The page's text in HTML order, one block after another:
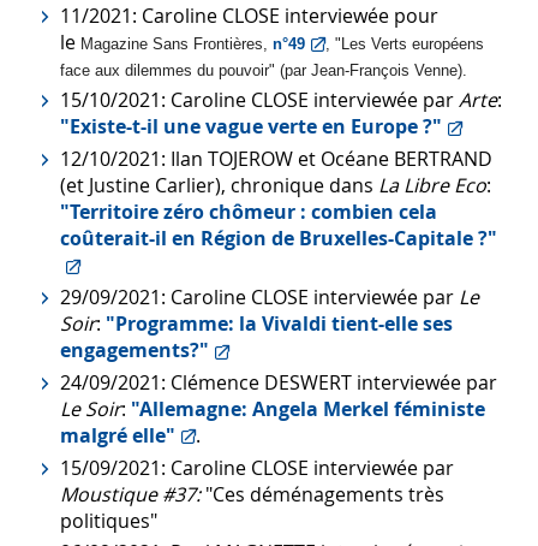
11/2021: Caroline CLOSE interviewée pour
le Magazine Sans Frontières n°49
, "Les Verts européens
face aux dilemmes du pouvoir" (par Jean-François Venne).
15/10/2021: Caroline CLOSE interviewée parArte:
"Existe-t-il une vague verte en Europe ?"
12/10/2021: Ilan TOJEROW et Océane BERTRAND
(et Justine Carlier), chronique dans La Libre Eco:
"Territoire zéro chômeur : combien cela
coûterait-il en Région de Bruxelles-Capitale ?"
29/09/2021: Caroline CLOSE interviewée par Le
Soir: "Programme: la Vivaldi tient-elle ses
engagements?"
24/09/2021: Clémence DESWERT interviewée par
Le Soir: "Allemagne: Angela Merkel féministe
malgré elle"
.
15/09/2021: Caroline CLOSE interviewée par
Moustique #37:"Ces déménagements très
politiques"